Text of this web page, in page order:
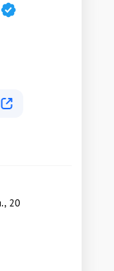
20